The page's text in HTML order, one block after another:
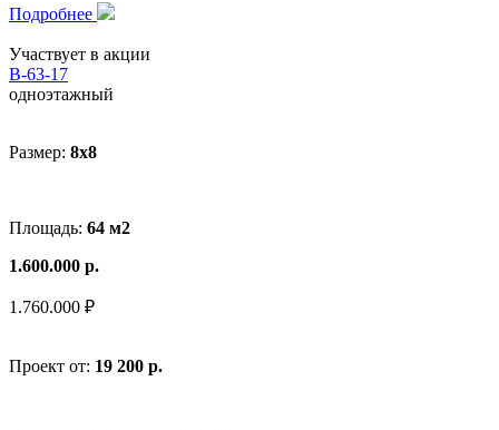
Подробнее
Участвует в акции
В-63-17
одноэтажный
Размер: 8x8
Площадь: 64 м2
1.600.000 р.
1.760.000 ₽
Проект от: 19 200 р.